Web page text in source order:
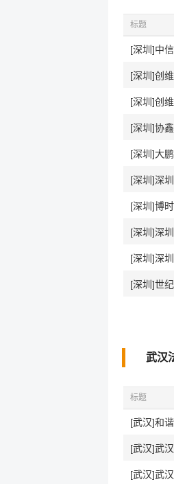
标题
[深圳]中
[深圳]创
[深圳]创
[深圳]协
[深圳]大
[深圳]深
[深圳]博
[深圳]深
[深圳]深
[深圳]世
武汉
标题
[武汉]和
[武汉]武
[武汉]武